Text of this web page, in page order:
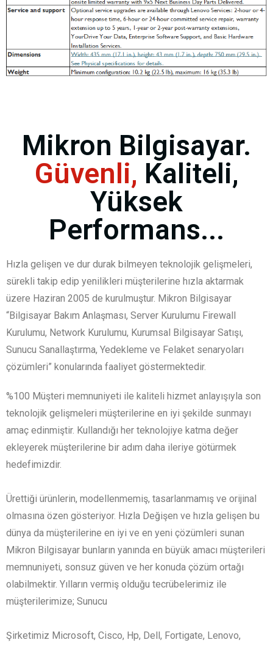
Mikron Bilgisayar.
Güvenli, Kaliteli,
Yüksek
Performans...
Hızla gelişen ve dur durak bilmeyen teknolojik gelişmeleri,
sürekli takip edip yenilikleri müşterilerine hızla aktarmak
üzere Haziran 2005 de kurulmuştur. Mikron Bilgisayar
“Bilgisayar Bakım Anlaşması, Server Kurulumu Firewall
Kurulumu, Network Kurulumu, Kurumsal Bilgisayar Satışı,
Sunucu Sanallaştırma, Yedekleme ve Felaket senaryoları
çözümleri” konularında faaliyet göstermektedir.
%100 Müşteri memnuniyeti ile kaliteli hizmet anlayışıyla son
teknolojik gelişmeleri müşterilerine en iyi şekilde sunmayı
amaç edinmiştir. Kullandığı her teknolojiye katma değer
ekleyerek müşterilerine bir adım daha ileriye götürmek
hedefimizdir.
Ürettiği ürünlerin, modellenmemiş, tasarlanmamış ve orijinal
olmasına özen gösteriyor. Hızla Değişen ve hızla gelişen bu
dünya da müşterilerine en iyi ve en yeni çözümleri sunan
Mikron Bilgisayar bunların yanında en büyük amacı müşterileri
memnuniyeti, sonsuz güven ve her konuda çözüm ortağı
olabilmektir. Yılların vermiş olduğu tecrübelerimiz ile
müşterilerimize; Sunucu
Şirketimiz Microsoft, Cisco, Hp, Dell, Fortigate, Lenovo,